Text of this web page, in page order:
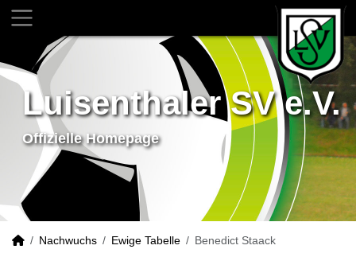
Luisenthaler SV e.V.
Offizielle Homepage
Nachwuchs Ewige Tabelle Benedict Staack